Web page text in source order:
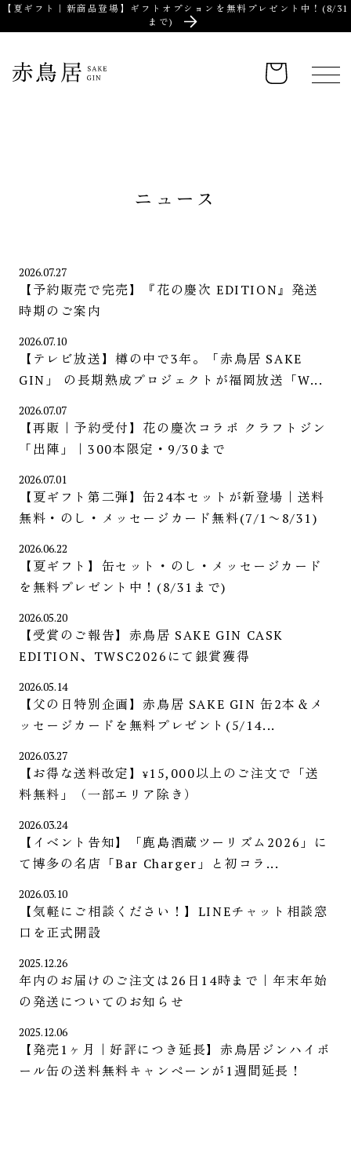
ー
【夏ギフト｜新商品登場】ギフトオプションを無料プレゼント中！(8/31
まで)
ニュース
2026.07.27
【予約販売で完売】『花の慶次 EDITION』発送
時期のご案内
2026.07.10
【テレビ放送】樽の中で3年。「赤鳥居 SAKE
GIN」 の長期熟成プロジェクトが福岡放送「W...
2026.07.07
【再販｜予約受付】花の慶次コラボ クラフトジン
「出陣」｜300本限定・9/30まで
2026.07.01
【夏ギフト第二弾】缶24本セットが新登場｜送料
無料・のし・メッセージカード無料(7/1〜8/31)
2026.06.22
【夏ギフト】缶セット・のし・メッセージカード
を無料プレゼント中！(8/31まで)
2026.05.20
【受賞のご報告】赤鳥居 SAKE GIN CASK
EDITION、TWSC2026にて銀賞獲得
2026.05.14
【父の日特別企画】赤鳥居 SAKE GIN 缶2本＆メ
ッセージカードを無料プレゼント(5/14...
2026.03.27
【お得な送料改定】¥ 15,000以上のご注文で「送
料無料」（一部エリア除き）
2026.03.24
【イベント告知】「鹿島酒蔵ツーリズム2026」に
て博多の名店「Bar Charger」と初コラ...
2026.03.10
【気軽にご相談ください！】LINEチャット相談窓
口を正式開設
2025.12.26
年内のお届けのご注文は26日14時まで｜年末年始
の発送についてのお知らせ
2025.12.06
【発売1ヶ月｜好評につき延長】赤鳥居ジンハイボ
ール缶の送料無料キャンペーンが1週間延長！